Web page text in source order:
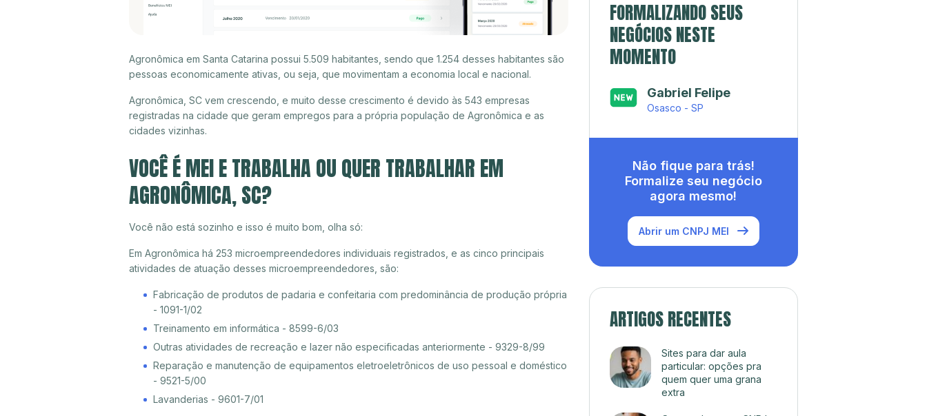
Agronômica em Santa Catarina possui 5.509 habitantes, sendo que 1.254 desses habitantes são
pessoas economicamente ativas, ou seja, que movimentam a economia local e nacional.
Agronômica, SC vem crescendo, e muito desse crescimento é devido às 543 empresas
registradas na cidade que geram empregos para a própria população de Agronômica e as
cidades vizinhas.
VOCÊ É MEI E TRABALHA OU QUER TRABALHAR EM
AGRONÔMICA, SC?
Você não está sozinho e isso é muito bom, olha só:
Em Agronômica há 253 microempreendedores individuais registrados, e as cinco principais
atividades de atuação desses microempreendedores, são:
Fabricação de produtos de padaria e confeitaria com predominância de produção própria
- 1091-1/02
Treinamento em informática - 8599-6/03
Outras atividades de recreação e lazer não especificadas anteriormente - 9329-8/99
Reparação e manutenção de equipamentos eletroeletrônicos de uso pessoal e doméstico
- 9521-5/00
Lavanderias - 9601-7/01
FORMALIZANDO SEUS
NEGÓCIOS NESTE
MOMENTO
Japa’s açaí e
sorveteria
Não fique para trás!
Formalize seu negócio
Abrir um CNPJ MEI
ARTIGOS RECENTES
Sites para dar aula
particular: opções pra
quem quer uma grana